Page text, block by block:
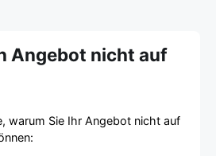
Angebot nicht auf
warum Sie Ihr Angebot nicht auf